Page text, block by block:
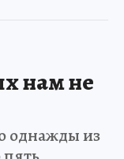
нам не
однажды из